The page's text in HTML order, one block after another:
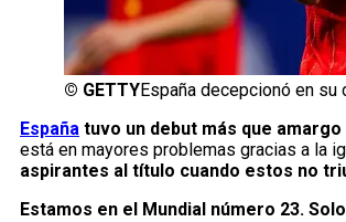
© GETTYEspaña decepcionó en su
España tuvo un debut más que
está en mayores problemas gracias a la
aspirantes al título cuando estos no
Estamos en el Mundial número 23.